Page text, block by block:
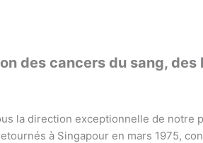
des cancers du sang,
la direction exceptionnelle de notre
à Singapour en mars 1975,